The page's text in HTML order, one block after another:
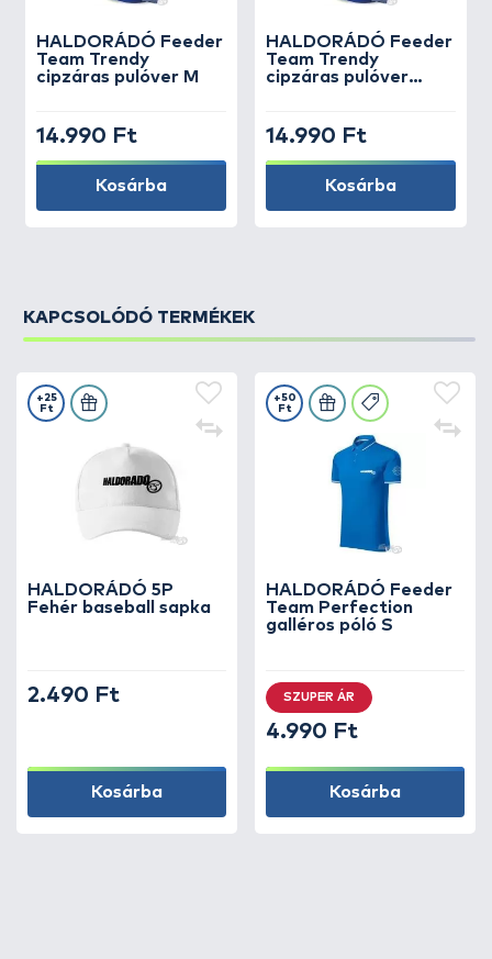
HALDORÁDÓ Feeder
Team Trendy
cipzáras pulóver M
14.990 Ft
Kosárba
HALDORÁDÓ Feeder
Team Trendy
cipzáras pulóver
14.990 Ft
Kosárba
KAPCSOLÓDÓ TERMÉKEK
HALDORÁDÓ 5P
Fehér baseball sapka
+25
Ft
2.490 Ft
Kosárba
HALDORÁDÓ Feeder
Team Perfection
galléros póló S
+50
Ft
SZUPER ÁR
4.990 Ft
Kosárba